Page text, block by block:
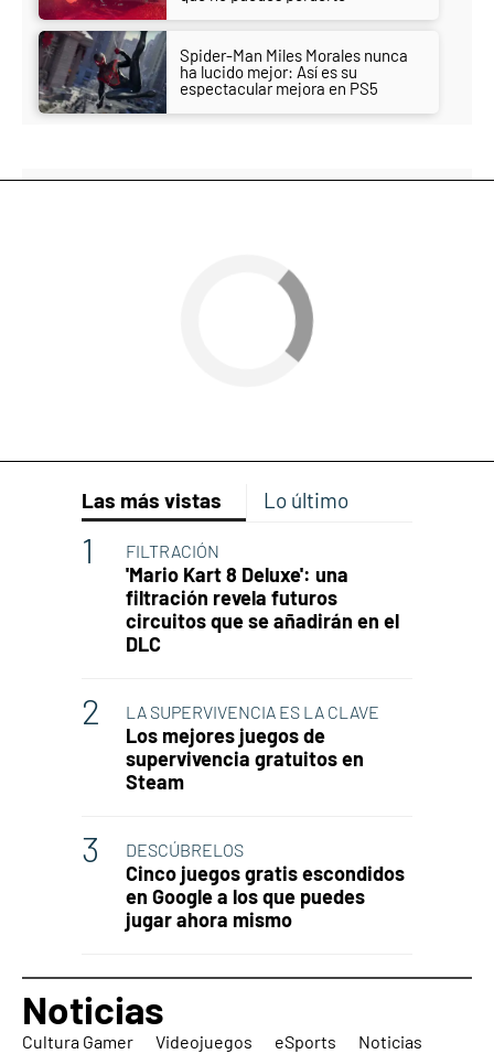
Spider-Man Miles Morales nunca
ha lucido mejor: Así es su
espectacular mejora en PS5
Las más vistas Lo último
FILTRACIÓN
'Mario Kart 8 Deluxe': una
filtración revela futuros
circuitos que se añadirán en el
DLC
LA SUPERVIVENCIA ES LA CLAVE
Los mejores juegos de
supervivencia gratuitos en
Steam
DESCÚBRELOS
Cinco juegos gratis escondidos
en Google a los que puedes
jugar ahora mismo
Noticias
Cultura Gamer Videojuegos eSports
Noticias